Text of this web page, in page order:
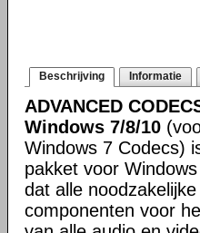
Beschrijving Informatie
ADVANCED
Windows 7/8/10
Windows 7 Codecs)
pakket voor
dat alle noodzakelijke
componenten voor